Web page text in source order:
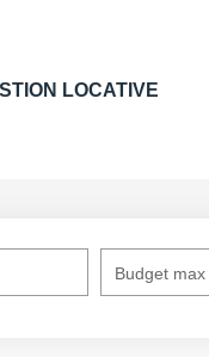
LOCATIVE
Budget max